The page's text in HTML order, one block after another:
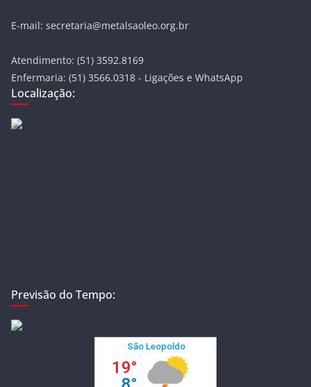
E-mail: secretaria@metalsaoleo.org.br
Atendimento: (51) 3592.8169
Enfermaria: (51) 3566.0318 - Ligações e WhatsApp
Localização:
Previsão do Tempo: